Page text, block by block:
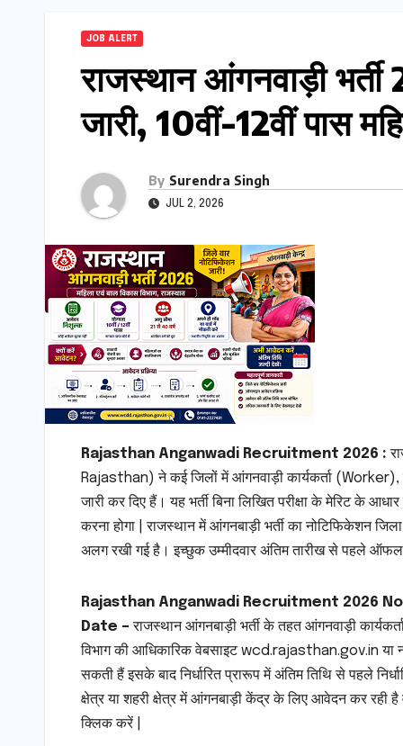
JOB ALERT
राजस्थान आंगनवाड़ी
जारी, 10वीं-12वीं पास
By Surendra Singh
JUL 2, 2026
Rajasthan Anganwadi Recruitment 2026 :
Rajasthan) ने कई जिलों में आंगनवाड़ी कार्यकर्ता
जारी कर दिए हैं। यह भर्ती बिना लिखित परीक्षा के मेरिट के
करना होगा | राजस्थान में आंगनबाड़ी भर्ती का नोटिफिकेशन
अलग रखी गई है। इच्छुक उम्मीदवार अंतिम तारीख से पहले
Rajasthan Anganwadi Recruitment 2026
Date – राजस्थान आंगनबाड़ी भर्ती के तहत आंगनवाड़ी
विभाग की आधिकारिक वेबसाइट wcd.rajasthan.gov.in या
सकती हैं इसके बाद निर्धारित प्रारूप में अंतिम तिथि से पहले
क्षेत्र या शहरी क्षेत्र में आंगनबाड़ी केंद्र के लिए आवेदन कर रही है
क्लिक करें |